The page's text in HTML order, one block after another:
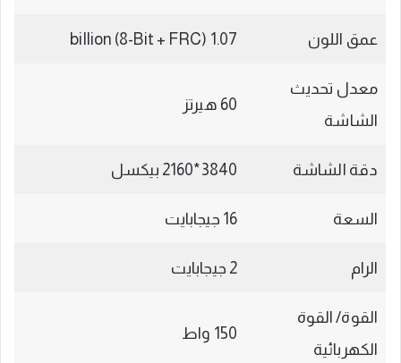
عمق اللون 1.07 billion (8-Bit + FRC)
معدل تحديث
الشاشة
60 هيرتز
دقة الشاشة 3840*2160 بيكسل
السعة 16 جيجابايت
الرام 2 جيجابايت
القوة/ القوة
الكهربائية
150 واط